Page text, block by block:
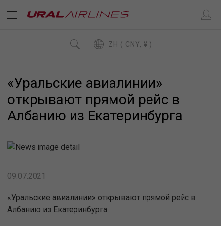
ZH ( CNY, ¥ )
«Уральские авиалинии»
открывают прямой рейс в
Албанию из Екатеринбурга
09.07.2021
«Уральские авиалинии» открывают прямой рейс в
Албанию из Екатеринбурга